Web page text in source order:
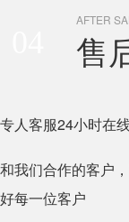
AFTER
售
专人客服24小时在
和我们合作的客户
好每一位客户